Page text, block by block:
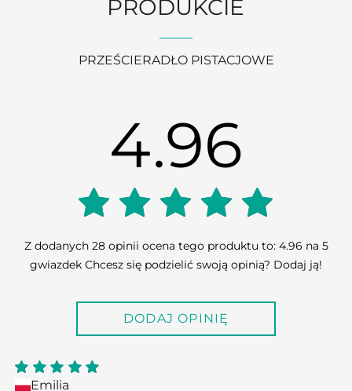
PRODUKCIE
PRZEŚCIERADŁO PISTACJOWE
4.96
4.96
out of
5
Z dodanych 28 opinii ocena tego produktu to: 4.96 na 5
gwiazdek Chcesz się podzielić swoją opinią? Dodaj ją!
DODAJ OPINIĘ
Emilia